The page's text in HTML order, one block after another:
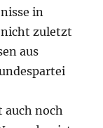
in
nicht zuletzt
aus
noch